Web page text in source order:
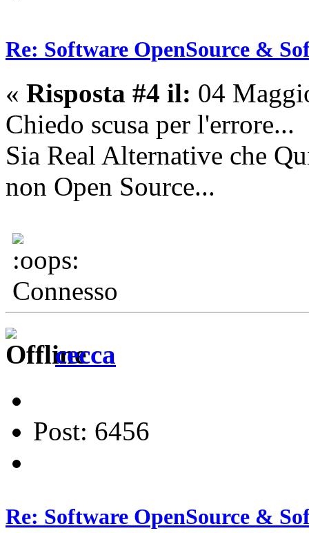
Re: Software OpenSource &
« Risposta #4 il: 04
Chiedo scusa per l'errore...
Sia Real Alternative che
non Open Source...
Connesso
cecca
Post: 6456
Re: Software OpenSource &